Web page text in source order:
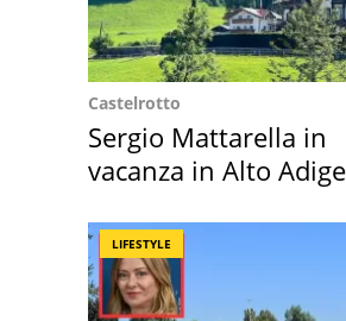
Castelrotto
Sergio Mattarella in
vacanza in Alto
LIFESTYLE